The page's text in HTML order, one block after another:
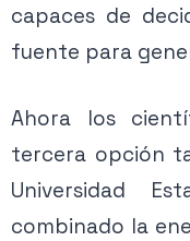
capaces de
fuente para
Ahora los
tercera opción
Universidad
combinado la